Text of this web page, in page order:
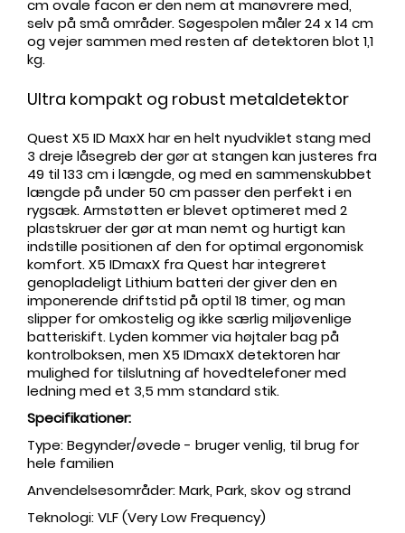
cm ovale facon er den nem at manøvrere med,
selv på små områder. Søgespolen måler 24 x 14 cm
og vejer sammen med resten af detektoren blot 1,1
kg.
Ultra kompakt og robust metaldetektor
Quest X5 ID MaxX har en helt nyudviklet stang med
3 dreje låsegreb der gør at stangen kan justeres fra
49 til 133 cm i længde, og med en sammenskubbet
længde på under 50 cm passer den perfekt i en
rygsæk. Armstøtten er blevet optimeret med 2
plastskruer der gør at man nemt og hurtigt kan
indstille positionen af den for optimal ergonomisk
komfort. X5 IDmaxX fra Quest har integreret
genopladeligt Lithium batteri der giver den en
imponerende driftstid på optil 18 timer, og man
slipper for omkostelig og ikke særlig miljøvenlige
batteriskift. Lyden kommer via højtaler bag på
kontrolboksen, men X5 IDmaxX detektoren har
mulighed for tilslutning af hovedtelefoner med
ledning med et 3,5 mm standard stik.
Specifikationer:
Type: Begynder/øvede - bruger venlig, til brug for
hele familien
Anvendelsesområder: Mark, Park, skov og strand
Teknologi: VLF (Very Low Frequency)